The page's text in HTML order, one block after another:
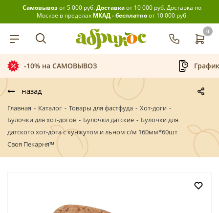
Самовывозот 5 000 руб.Доставкаот 10 000 руб.Доставка по
Москве в пределах МКАД - бесплатноот 10 000 руб.
0
График приёма заказов
назад
Главная - Каталог - Товары для фастфуда - Хот-доги -
Булочки для хот-догов - Булочки датские - Булочки для
датского хот-дога с кунжутом и льном с/м 160мм*60шт
Своя Пекарня™